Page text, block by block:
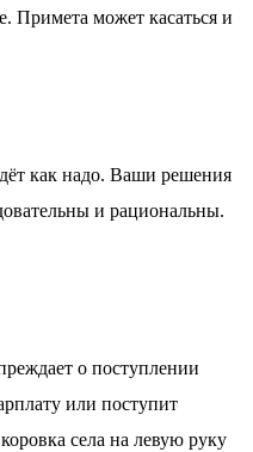
Примета может касаться и
как надо. Ваши решения
и рациональны.
о поступлении
или поступит
села на левую руку